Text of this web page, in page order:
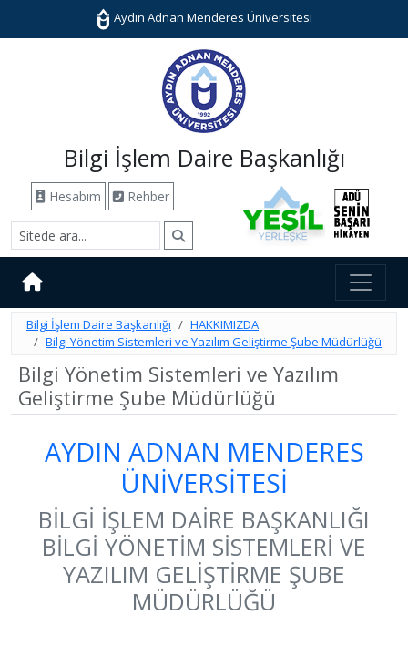
Aydın Adnan Menderes Üniversitesi
Bilgi İşlem Daire Başkanlığı
Hesabım Rehber
Bilgi İşlem Daire Başkanlığı
HAKKIMIZDA
Bilgi Yönetim Sistemleri ve Yazılım Geliştirme Şube Müdürlüğü
Bilgi Yönetim Sistemleri ve Yazılım
Geliştirme Şube Müdürlüğü
AYDIN ADNAN MENDERES
ÜNİVERSİTESİ
BİLGİ İŞLEM DAİRE BAŞKANLIĞI
BİLGİ YÖNETİM SİSTEMLERİ VE
YAZILIM GELİŞTİRME ŞUBE
MÜDÜRLÜĞÜ